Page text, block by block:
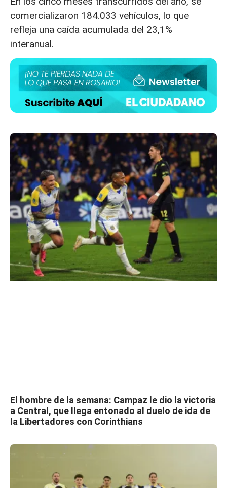
comercializaron 184.033 vehículos, lo que
refleja una caída acumulada del 23,1%
interanual.
El hombre de la semana: Campaz le dio la victoria
a Central, que llega entonado al duelo de ida de
la Libertadores con Corinthians